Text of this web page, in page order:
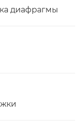
диафрагмы